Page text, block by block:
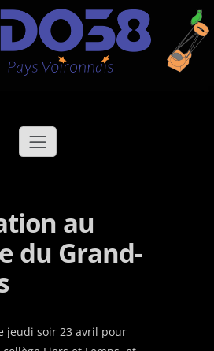
au
du Grand-
jeudi soir 23 avril pour